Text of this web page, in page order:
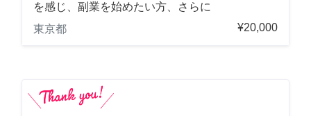
を感じ、副業を始めたい方、さらに
東京都
¥20,000